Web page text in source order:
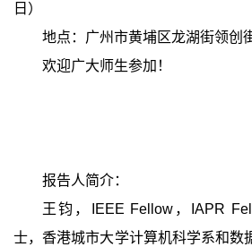
日）
地点：广州市黄埔区龙湖街领创
欢迎广大师生参加！
报告人简介：
王钧，IEEE Fellow，IAPR
士，香港城市大学计算机科学系和数